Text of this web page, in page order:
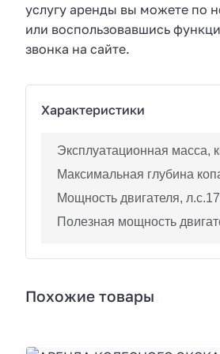
услугу аренды вы можете по
или воспользовавшись
звонка на сайте.
Характеристики
Эксплуатационная масса,
Максимальная глубина
Мощность двигателя, л.с.
Полезная мощность
Похожие товары